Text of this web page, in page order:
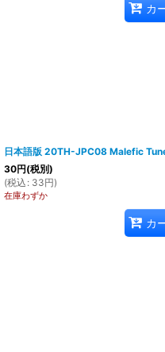
カ
日本語版 20TH-JPC08 Malefic
30円(税別)
(税込 : 33円)
在庫わずか
カ